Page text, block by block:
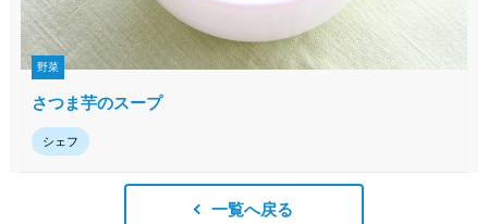
野菜
さつま芋のスープ
シェフ
一覧へ戻る